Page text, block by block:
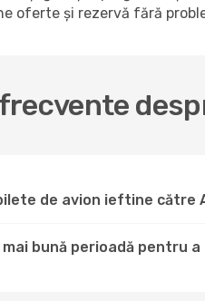
oferte și rezervă fără
de avion ieftine către
bună perioadă pentru